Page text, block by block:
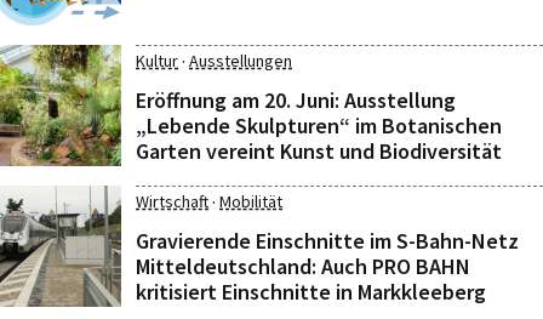
Kultur· Ausstellungen
Eröffnung am 20. Juni: Ausstellung
„Lebende Skulpturen“ im Botanischen
Garten vereint Kunst und Biodiversität
Wirtschaft· Mobilität
Gravierende Einschnitte im S-Bahn-Netz
Mitteldeutschland: Auch PRO BAHN
kritisiert Einschnitte in Markkleeberg